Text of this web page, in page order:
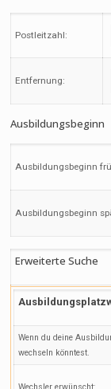
Postleitzahl:
Entfernung:
Ausbildungsbeginn
Ausbildungsbeginn
Ausbildungsbeginn
Erweiterte Suche
Wenn du deine
wechseln könntest.